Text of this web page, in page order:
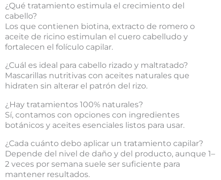
¿Qué tratamiento estimula el crecimiento del
cabello?
Los que contienen biotina, extracto de romero o
aceite de ricino estimulan el cuero cabelludo y
fortalecen el folículo capilar.
¿Cuál es ideal para cabello rizado y maltratado?
Mascarillas nutritivas con aceites naturales que
hidraten sin alterar el patrón del rizo.
¿Hay tratamientos 100% naturales?
Sí, contamos con opciones con ingredientes
botánicos y aceites esenciales listos para usar.
¿Cada cuánto debo aplicar un tratamiento capilar?
Depende del nivel de daño y del producto, aunque 1–
2 veces por semana suele ser suficiente para
mantener resultados.